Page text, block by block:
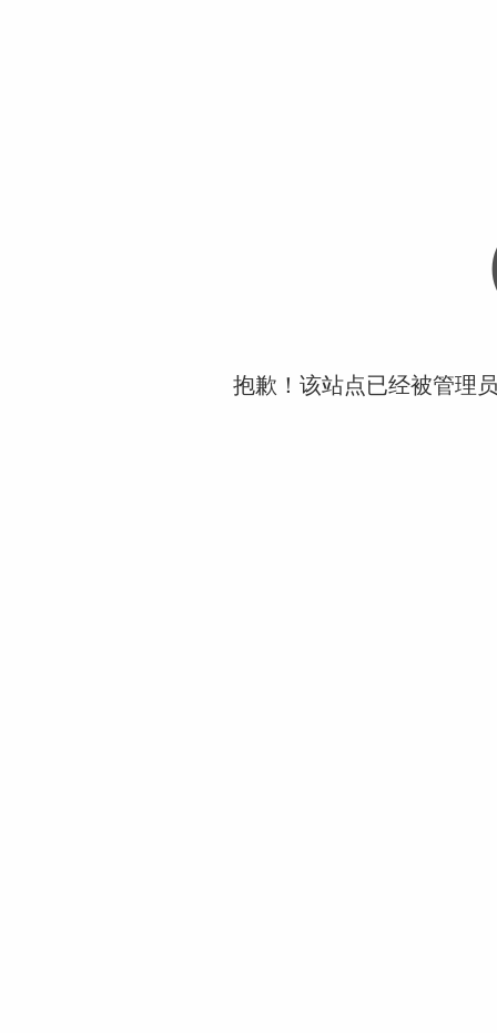
抱歉！该站点已经被管理